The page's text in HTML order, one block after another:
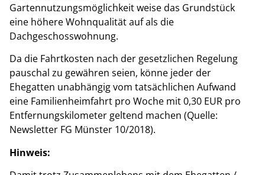
Gartennutzungsmöglichkeit weise das Grundstück
eine höhere Wohnqualität auf als die
Dachgeschosswohnung.
Da die Fahrtkosten nach der gesetzlichen Regelung
pauschal zu gewähren seien, könne jeder der
Ehegatten unabhängig vom tatsächlichen Aufwand
eine Familienheimfahrt pro Woche mit 0,30 EUR pro
Entfernungskilometer geltend machen (Quelle:
Newsletter FG Münster 10/2018).
Hinweis: